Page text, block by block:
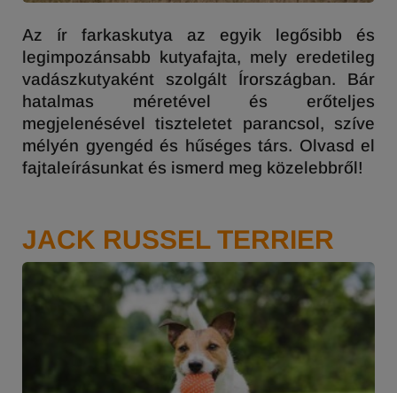
Az ír farkaskutya az egyik legősibb és
legimpozánsabb kutyafajta, mely eredetileg
vadászkutyaként szolgált Írországban. Bár
hatalmas méretével és erőteljes
megjelenésével tiszteletet parancsol, szíve
mélyén gyengéd és hűséges társ. Olvasd el
fajtaleírásunkat és ismerd meg közelebbről!
JACK RUSSEL TERRIER